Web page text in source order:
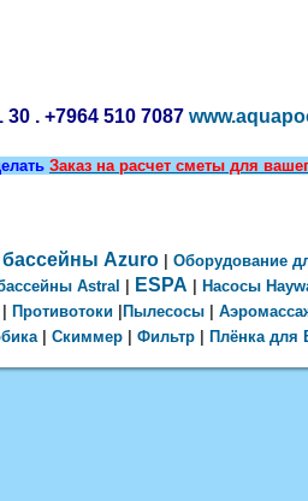
30 . +7964 510 7087
Заказ на расчет сметы для
Azuro| Оборудование
Astral ESPA Насосы
Противотоки| Пылесосы|
Скиммер| Фильтр| Плёнка для